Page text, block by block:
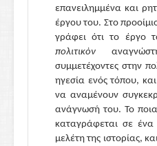
επανειλημμένα και
έργου του. Στο
γράφει ότι το έργο
πολιτικὸν
συμμετέχοντες στην
ηγεσία ενός τόπου, και
να αναμένουν
ανάγνωσή του. Το
καταγράφεται σε
μελέτη της ιστορίας,